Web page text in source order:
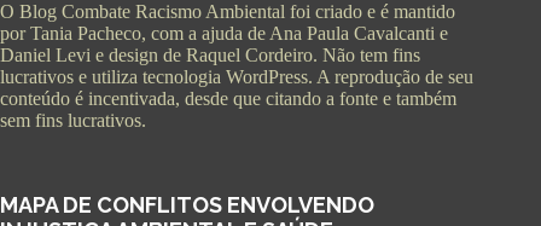
O Blog Combate Racismo Ambiental foi criado e é mantido
por Tania Pacheco, com a ajuda de Ana Paula Cavalcanti e
Daniel Levi e design de Raquel Cordeiro. Não tem fins
lucrativos e utiliza tecnologia WordPress. A reprodução de seu
conteúdo é incentivada, desde que citando a fonte e também
sem fins lucrativos.
MAPA DE CONFLITOS ENVOLVENDO